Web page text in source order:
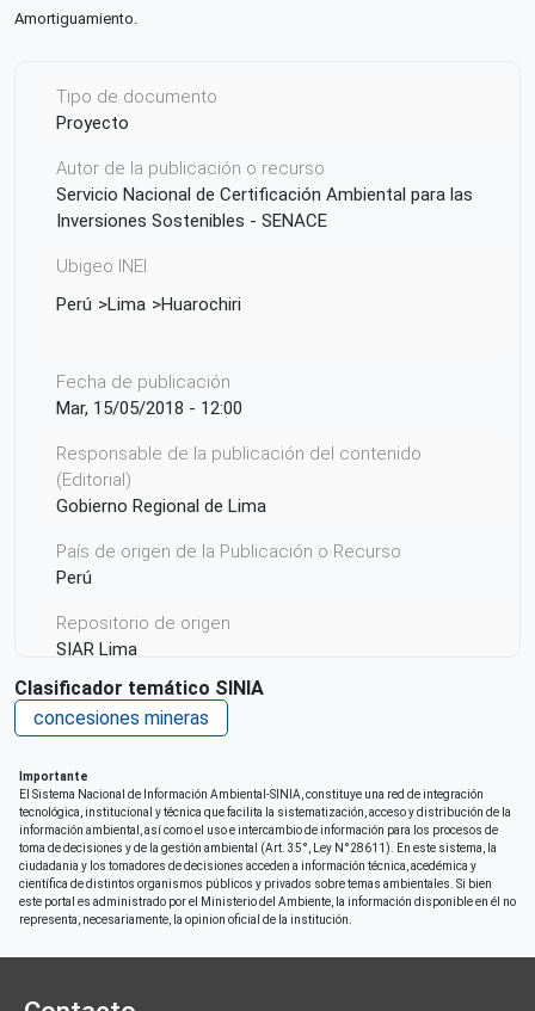
Amortiguamiento.
Tipo de documento
Proyecto
Autor de la publicación o recurso
Servicio Nacional de Certificación Ambiental para las
Inversiones Sostenibles - SENACE
Ubigeo INEI
Perú
Lima Huarochiri
Fecha de publicación
Mar, 15/05/2018 - 12:00
Responsable de la publicación del contenido
(Editorial)
Gobierno Regional de Lima
País de origen de la Publicación o Recurso
Perú
Repositorio de origen
SIAR Lima
Clasificador temático SINIA
concesiones mineras
Importante
El Sistema Nacional de Información Ambiental-SINIA, constituye una red de integración
tecnológica, institucional y técnica que facilita la sistematización, acceso y distribución de la
información ambiental, así como el uso e intercambio de información para los procesos de
toma de decisiones y de la gestión ambiental (Art. 35°, Ley N°28611). En este sistema, la
ciudadania y los tomadores de decisiones acceden a información técnica, acedémica y
científica de distintos organismos públicos y privados sobre temas ambientales. Si bien
este portal es administrado por el Ministerio del Ambiente, la información disponible en él no
representa, necesariamente, la opinion oficial de la institución.